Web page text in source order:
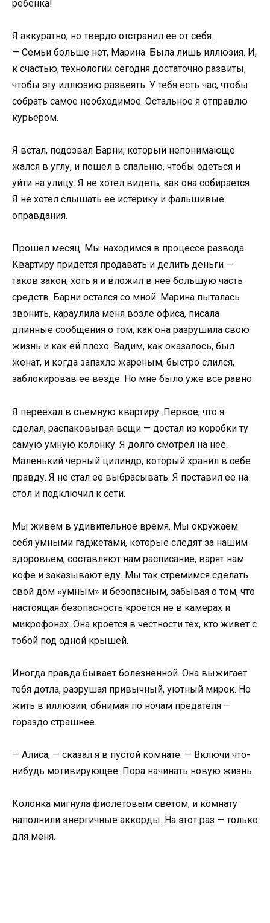
ребенка!
Я аккуратно, но твердо отстранил ее от себя.
— Семьи больше нет, Марина. Была лишь иллюзия. И,
к счастью, технологии сегодня достаточно развиты,
чтобы эту иллюзию развеять. У тебя есть час, чтобы
собрать самое необходимое. Остальное я отправлю
курьером.
Я встал, подозвал Барни, который непонимающе
жался в углу, и пошел в спальню, чтобы одеться и
уйти на улицу. Я не хотел видеть, как она собирается.
Я не хотел слышать ее истерику и фальшивые
оправдания.
Прошел месяц. Мы находимся в процессе развода.
Квартиру придется продавать и делить деньги —
таков закон, хоть я и вложил в нее большую часть
средств. Барни остался со мной. Марина пыталась
звонить, караулила меня возле офиса, писала
длинные сообщения о том, как она разрушила свою
жизнь и как ей плохо. Вадим, как оказалось, был
женат, и когда запахло жареным, быстро слился,
заблокировав ее везде. Но мне было уже все равно.
Я переехал в съемную квартиру. Первое, что я
сделал, распаковывая вещи — достал из коробки ту
самую умную колонку. Я долго смотрел на нее.
Маленький черный цилиндр, который хранил в себе
правду. Я не стал ее выбрасывать. Я поставил ее на
стол и подключил к сети.
Мы живем в удивительное время. Мы окружаем
себя умными гаджетами, которые следят за нашим
здоровьем, составляют нам расписание, варят нам
кофе и заказывают еду. Мы так стремимся сделать
свой дом «умным» и безопасным, забывая о том, что
настоящая безопасность кроется не в камерах и
микрофонах. Она кроется в честности тех, кто живет с
тобой под одной крышей.
Иногда правда бывает болезненной. Она выжигает
тебя дотла, разрушая привычный, уютный мирок. Но
жить в иллюзии, обнимая по ночам предателя —
гораздо страшнее.
— Алиса, — сказал я в пустой комнате. — Включи что-
нибудь мотивирующее. Пора начинать новую жизнь.
Колонка мигнула фиолетовым светом, и комнату
наполнили энергичные аккорды. На этот раз — только
для меня.